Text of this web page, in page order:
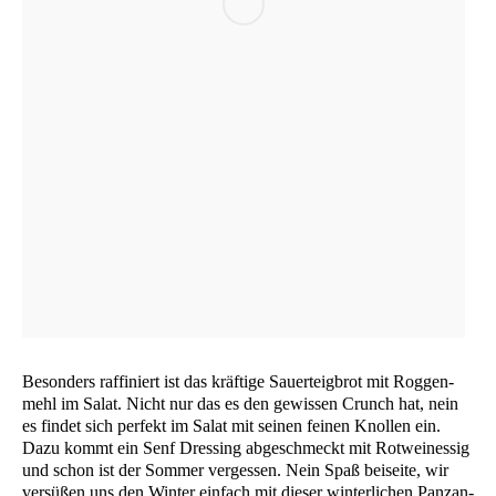
Beson­ders raf­fi­niert ist das kräf­ti­ge Sau­er­teig­brot mit Rog­gen­
mehl im Salat. Nicht nur das es den gewis­sen Crunch hat, nein
es fin­det sich per­fekt im Salat mit sei­nen fei­nen Knol­len ein.
Dazu kommt ein Senf Dres­sing abge­schmeckt mit Rot­wein­es­sig
und schon ist der Som­mer ver­ges­sen. Nein Spaß bei­sei­te, wir
ver­sü­ßen uns den Win­ter ein­fach mit die­ser win­ter­li­chen Panz­an­